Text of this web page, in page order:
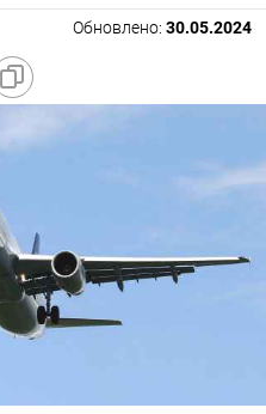
Обновлено: 30.05.2024